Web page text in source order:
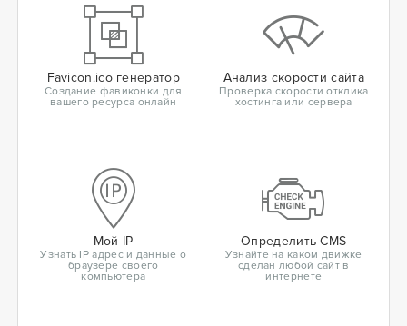
Favicon.ico генератор
Создание фавиконки для
вашего ресурса онлайн
Анализ скорости сайта
Проверка скорости отклика
хостинга или сервера
Мой IP
Узнать IP адрес и данные о
браузере своего
компьютера
Определить CMS
Узнайте на каком движке
сделан любой сайт в
интернете